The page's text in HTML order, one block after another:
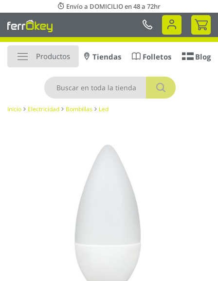
al
contenido
Envío a DOMICILIO en 48 a 72hr
Mi
Productos
Buscar
Tiendas Folletos Blog
Inicio Electricidad Bombillas Led